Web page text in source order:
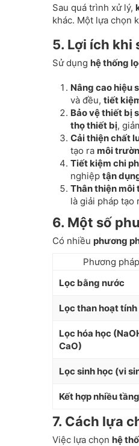
Sau quá trình xử lý,
khác. Một lựa chọn
5. Lợi ích khi
Sử dụng hệ thống
Nâng cao hiệu
và đều, tiết
Bảo vệ thiết bị
thọ thiết bị,
Cải thiện chất
tạo ra môi
Tiết kiệm chi
nghiệp tận
Thân thiện môi
là giải pháp tạo
6. Một số
Có nhiều phương
Phương pháp
Lọc bằng nước
Lọc than hoạt tính
Lọc hóa học
CaO)
Lọc sinh học (vi
Kết hợp nhiều
7. Cách lựa
Việc lựa chọn hệ